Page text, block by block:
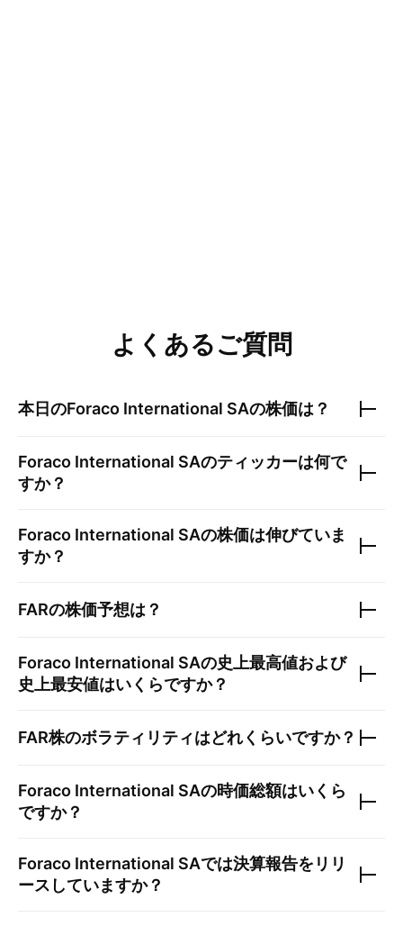
よくあるご質問
本日のForaco International SAの株価は？
Foraco International SAのティッカーは何で
すか？
Foraco International SAの株価は伸びていま
すか？
FARの株価予想は？
Foraco International SAの史上最高値および
史上最安値はいくらですか？
FAR株のボラティリティはどれくらいですか？
Foraco International SAの時価総額はいくら
ですか？
Foraco International SAでは決算報告をリリ
ースしていますか？